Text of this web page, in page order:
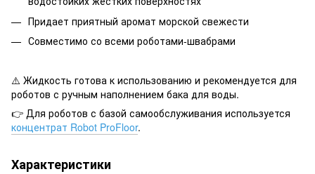
Придает приятный аромат морской свежести
Совместимо со всеми роботами-швабрами
⚠️ Жидкость готова к использованию и рекомендуется для
роботов с ручным наполнением бака для воды.
👉 Для роботов с базой самообслуживания используется
концентрат Robot ProFloor.
Характеристики